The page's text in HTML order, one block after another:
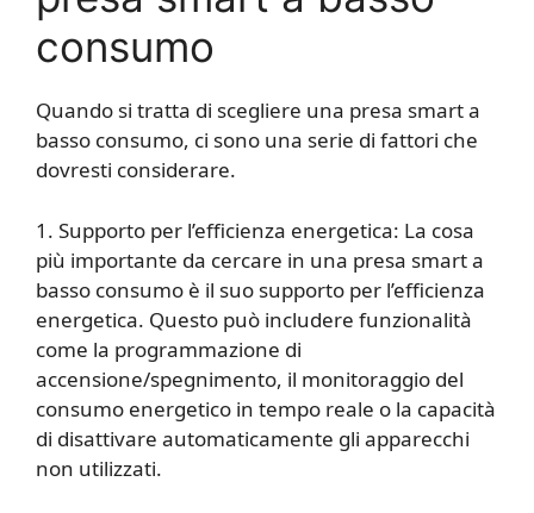
consumo
Quando si tratta di scegliere una presa smart a
basso consumo, ci sono una serie di fattori che
dovresti considerare.
1. Supporto per l’efficienza energetica: La cosa
più importante da cercare in una presa smart a
basso consumo è il suo supporto per l’efficienza
energetica. Questo può includere funzionalità
come la programmazione di
accensione/spegnimento, il monitoraggio del
consumo energetico in tempo reale o la capacità
di disattivare automaticamente gli apparecchi
non utilizzati.